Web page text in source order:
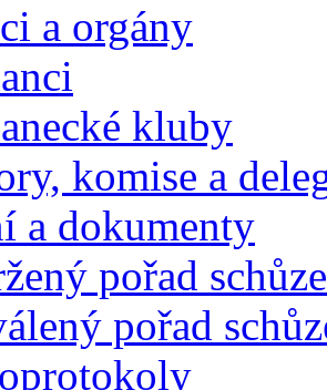
a orgány
kluby
komise a
a dokumenty
pořad schůze
pořad